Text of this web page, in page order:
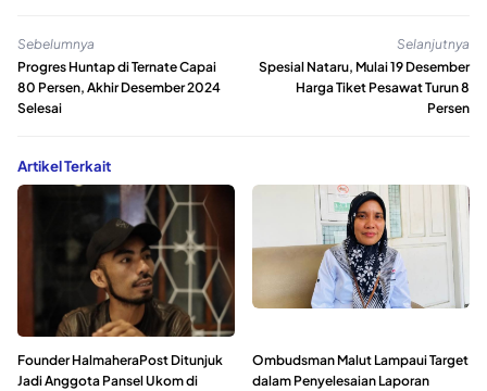
Sebelumnya
Progres Huntap di Ternate Capai
80 Persen, Akhir Desember 2024
Selesai
Selanjutnya
Spesial Nataru, Mulai 19 Desember
Harga Tiket Pesawat Turun 8
Persen
Artikel Terkait
Founder HalmaheraPost Ditunjuk
Jadi Anggota Pansel Ukom di
Ombudsman Malut Lampaui Target
dalam Penyelesaian Laporan